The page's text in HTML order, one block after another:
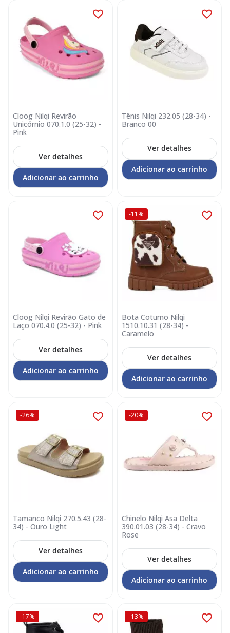
Cloog Nilqi Revirão
Unicórnio 070.1.0 (25-32) -
Pink
Ver detalhes
Adicionar ao carrinho
Tênis Nilqi 232.05 (28-34) -
Branco 00
Ver detalhes
Adicionar ao carrinho
Cloog Nilqi Revirão Gato de
Laço 070.4.0 (25-32) - Pink
Ver detalhes
Adicionar ao carrinho
-11%
Bota Coturno Nilqi
1510.10.31 (28-34) -
Caramelo
Ver detalhes
Adicionar ao carrinho
-26%
Tamanco Nilqi 270.5.43 (28-
34) - Ouro Light
Ver detalhes
Adicionar ao carrinho
-20%
Chinelo Nilqi Asa Delta
390.01.03 (28-34) - Cravo
Rose
Ver detalhes
Adicionar ao carrinho
-17% -13%